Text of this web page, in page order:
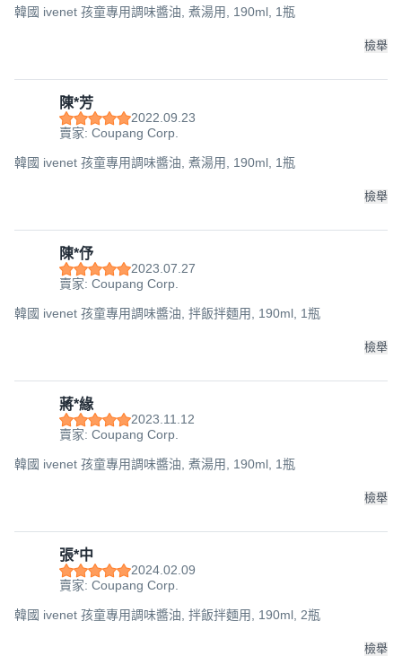
韓國 ivenet 孩童專用調味醬油, 煮湯用, 190ml, 1瓶
檢舉
陳*芳
2022.09.23
賣家: Coupang Corp.
韓國 ivenet 孩童專用調味醬油, 煮湯用, 190ml, 1瓶
檢舉
陳*伃
2023.07.27
賣家: Coupang Corp.
韓國 ivenet 孩童專用調味醬油, 拌飯拌麵用, 190ml, 1瓶
檢舉
蔣*緣
2023.11.12
賣家: Coupang Corp.
韓國 ivenet 孩童專用調味醬油, 煮湯用, 190ml, 1瓶
檢舉
張*中
2024.02.09
賣家: Coupang Corp.
韓國 ivenet 孩童專用調味醬油, 拌飯拌麵用, 190ml, 2瓶
檢舉